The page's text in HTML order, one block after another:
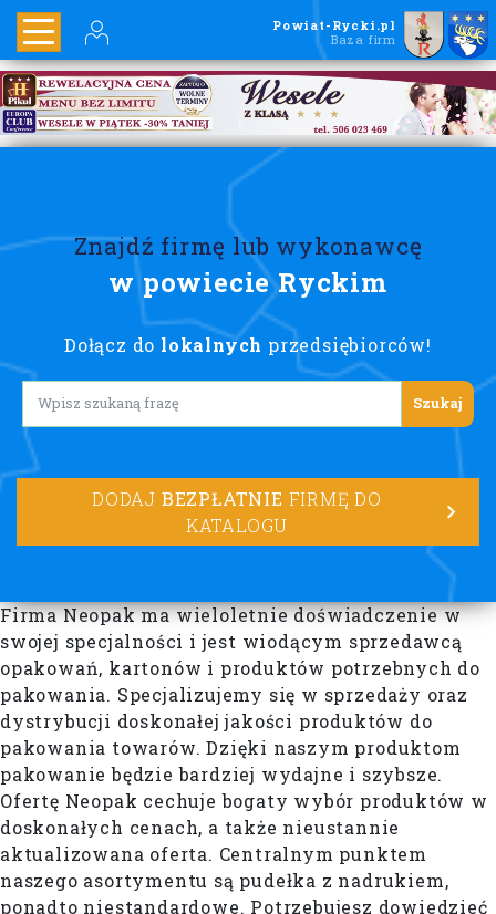
Powiat-Rycki.pl
Baza firm
Znajdź firmę lub wykonawcę
w powiecie Ryckim
Dołącz do lokalnych przedsiębiorców!
Lorem ipsum
DODAJ BEZPŁATNIE FIRMĘ DO
KATALOGU
Firma Neopak ma wieloletnie doświadczenie w
swojej specjalności i jest wiodącym sprzedawcą
opakowań, kartonów i produktów potrzebnych do
pakowania. Specjalizujemy się w sprzedaży oraz
dystrybucji doskonałej jakości produktów do
pakowania towarów. Dzięki naszym produktom
pakowanie będzie bardziej wydajne i szybsze.
Ofertę Neopak cechuje bogaty wybór produktów w
doskonałych cenach, a także nieustannie
aktualizowana oferta. Centralnym punktem
naszego asortymentu są pudełka z nadrukiem,
ponadto niestandardowe. Potrzebujesz dowiedzieć